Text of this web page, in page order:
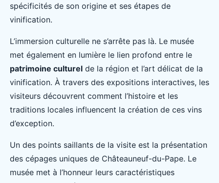
spécificités de son origine et ses étapes de
vinification.
L’immersion culturelle ne s’arrête pas là. Le musée
met également en lumière le lien profond entre le
patrimoine culturel de la région et l’art délicat de la
vinification. À travers des expositions interactives, les
visiteurs découvrent comment l’histoire et les
traditions locales influencent la création de ces vins
d’exception.
Un des points saillants de la visite est la présentation
des cépages uniques de Châteauneuf-du-Pape. Le
musée met à l’honneur leurs caractéristiques